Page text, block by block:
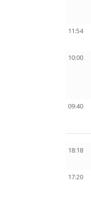
11:54
10:00
09:40
18:18
17:20